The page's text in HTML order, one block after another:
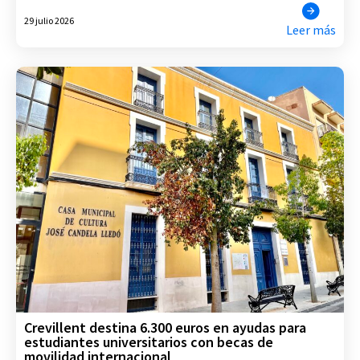
29 julio 2026
Leer más
Crevillent destina 6.300 euros en ayudas para
estudiantes universitarios con becas de
movilidad internacional